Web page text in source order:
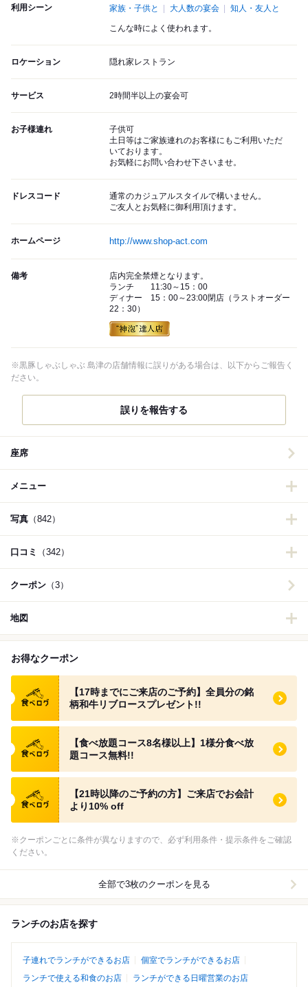
利用シーン 家族・子供と 大人数の宴会 知人・友人と
こんな時によく使われます。
ロケーション 隠れ家レストラン
サービス 2時間半以上の宴会可
お子様連れ
子供可
土日等はご家族連れのお客様にもご利用いただ
いております。
お気軽にお問い合わせ下さいませ。
ドレスコード
通常のカジュアルスタイルで構いません。
ご友人とお気軽に御利用頂けます。
ホームページ http://www.shop-act.com
備考
店内完全禁煙となります。
ランチ 11:30～15：00
ディナー 15：00～23:00閉店（ラストオーダー
22：30）
※黒豚しゃぶしゃぶ 島津の店舗情報に誤りがある場合は、以下からご報告く
ださい。
誤りを報告する
座席
メニュー
写真 （842）
口コミ （342）
クーポン （3）
地図
お得なクーポン
食べログ クーポン
【17時までにご来店のご予約】全員分の銘
柄和牛リブロースプレゼント!!
食べログ クーポン
【食べ放題コース8名様以上】1様分食べ放
題コース無料!!
食べログ クーポン
【21時以降のご予約の方】ご来店でお会計
より10% off
※クーポンごとに条件が異なりますので、必ず利用条件・提示条件をご確認
ください。
全部で3枚のクーポンを見る
ランチのお店を探す
子連れでランチができるお店
個室でランチができるお店
ランチで使える和食のお店
ランチができる日曜営業のお店